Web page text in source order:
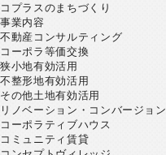
コプラスのまちづくり
事業内容
不動産コンサルティング
コーポラ等価交換
狭小地有効活用
不整形地有効活用
その他土地有効活用
リノベーション・コンバージョン
コーポラティブハウス
コミュニティ賃貸